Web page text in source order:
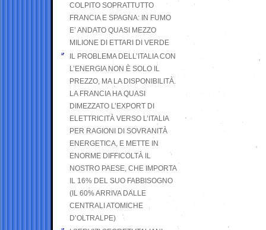
COLPITO SOPRATTUTTO
FRANCIA E SPAGNA: IN FUMO
E’ ANDATO QUASI MEZZO
MILIONE DI ETTARI DI VERDE
IL PROBLEMA DELL’ITALIA CON
L’ENERGIA NON È SOLO IL
PREZZO, MA LA DISPONIBILITÀ.
LA FRANCIA HA QUASI
DIMEZZATO L’EXPORT DI
ELETTRICITÀ VERSO L’ITALIA
PER RAGIONI DI SOVRANITÀ
ENERGETICA, E METTE IN
ENORME DIFFICOLTÀ IL
NOSTRO PAESE, CHE IMPORTA
IL 16% DEL SUO FABBISOGNO
(IL 60% ARRIVA DALLE
CENTRALI ATOMICHE
D’OLTRALPE)